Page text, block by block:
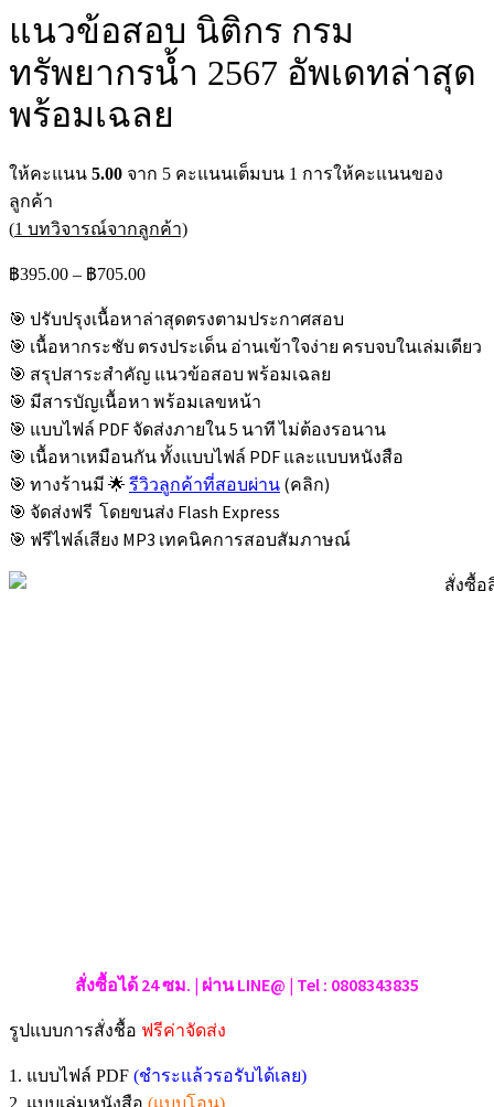
แนวข้อสอบ นิติกร กรม
ทรัพยากรน้ำ 2567 อัพเดทล่าสุด
พร้อมเฉลย
ให้คะแนน 5.00 จาก 5 คะแนนเต็มบน 1 การให้คะแนนของ
ลูกค้า
(1 บทวิจารณ์จากลูกค้า)
฿395.00 – ฿705.00Price
฿395.00
through
🎯 ปรับปรุงเนื้อหาล่าสุดตรงตามประกาศสอบ
🎯 เนื้อหากระชับ ตรงประเด็น อ่านเข้าใจง่าย ครบจบในเล่มเดียว
🎯 สรุปสาระสำคัญ แนวข้อสอบ พร้อมเฉลย
🎯 มีสารบัญเนื้อหา พร้อมเลขหน้า
🎯 แบบไฟล์ PDF จัดส่งภายใน 5 นาที ไม่ต้องรอนาน
🎯 เนื้อหาเหมือนกัน ทั้งแบบไฟล์ PDF และแบบหนังสือ
🎯 ทางร้านมี 🌟 รีวิวลูกค้าที่สอบผ่าน (คลิก)
🎯 จัดส่งฟรี โดยขนส่ง Flash Express
🎯 ฟรีไฟล์เสียง MP3 เทคนิคการสอบสัมภาษณ์
สั่งซื้อได้ 24 ซม. | ผ่าน LINE@ | Tel : 0808343835
รูปแบบการสั่งชื้อ ฟรีค่าจัดส่ง
1. แบบไฟล์ PDF (ชำระแล้วรอรับได้เลย)
2. แบบเล่มหนังสือ (แบบโอน)